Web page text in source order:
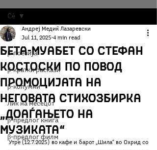
Сè
β-поезија
β-кратки раскази
β-колумни
Лик на месецот
β-предлог книга
β-предлог филм
Сè
Бета-муабет со Стефан
Костоски по повод
промоцијата на
неговата стихозбирка
„Доаѓањето на
музиката“
Андреј Медиќ Лазаревски
Jul 11, 2025 4 min read
Утре (12.7.2025) во кафе и барот „Шила“ во Охрид со